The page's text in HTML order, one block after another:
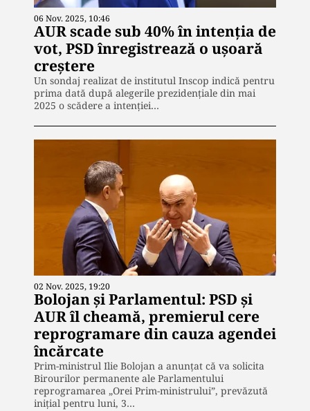
06 Nov. 2025, 10:46
AUR scade sub 40% în intenția de
vot, PSD înregistrează o ușoară
creștere
Un sondaj realizat de institutul Inscop indică pentru
prima dată după alegerile prezidențiale din mai
2025 o scădere a intenției…
02 Nov. 2025, 19:20
Bolojan și Parlamentul: PSD și
AUR îl cheamă, premierul cere
reprogramare din cauza agendei
încărcate
Prim-ministrul Ilie Bolojan a anunțat că va solicita
Birourilor permanente ale Parlamentului
reprogramarea „Orei Prim-ministrului”, prevăzută
inițial pentru luni, 3…